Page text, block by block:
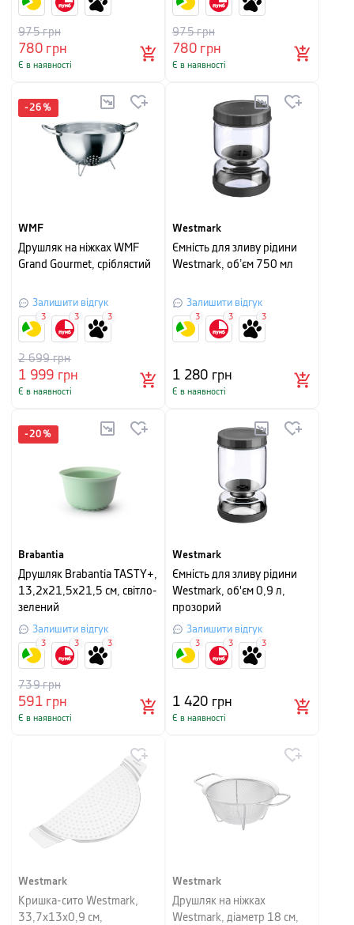
780грн
975грн
Є в наявності
780грн
975грн
Є в наявності
-26 %
WMF
Друшляк на ніжках WMF
Grand Gourmet, сріблястий
Залишити відгук
1 999 грн
2 699грн
Є в наявності
3 3 3
Westmark
Ємність для зливу рідини
Westmark, обʼєм 750 мл
Залишити відгук
1 280 грн
Є в наявності
3 3 3
-20 %
Brabantia
Друшляк Brabantia TASTY+,
13,2х21,5х21,5 см, світло-
зелений
Залишити відгук
591грн
739грн
Є в наявності
3 3 3
Westmark
Ємність для зливу рідини
Westmark, об'єм 0,9 л,
прозорий
Залишити відгук
1 420 грн
Є в наявності
3 3 3
Westmark
Кришка-сито Westmark,
33,7x13x0,9 см,
Westmark
Друшляк на ніжках
Westmark, діаметр 18 см,